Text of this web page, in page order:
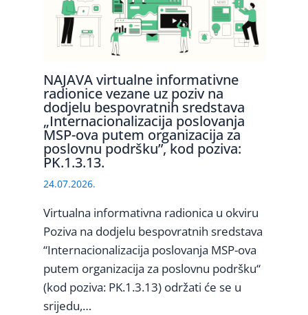
NAJAVA virtualne informativne
radionice vezane uz poziv na
dodjelu bespovratnih sredstava
„Internacionalizacija poslovanja
MSP-ova putem organizacija za
poslovnu podršku”, kod poziva:
PK.1.3.13.
24.07.2026.
Virtualna informativna radionica u okviru
Poziva na dodjelu bespovratnih sredstava
“Internacionalizacija poslovanja MSP-ova
putem organizacija za poslovnu podršku“
(kod poziva: PK.1.3.13) održati će se u
srijedu,…